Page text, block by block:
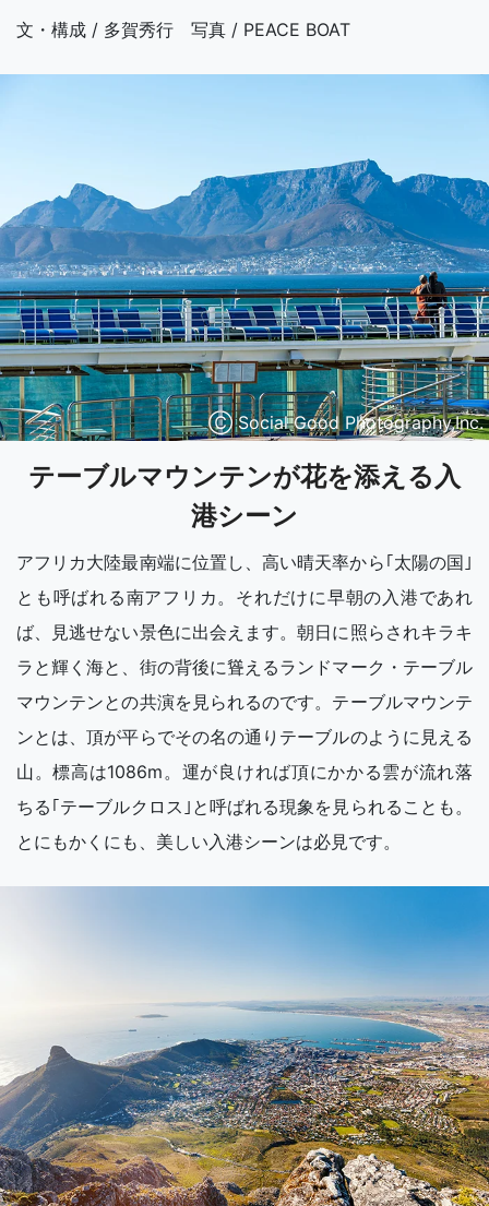
文・構成 / 多賀秀行 写真 / PEACE BOAT
Ⓒ Social Good Photography,Inc.
テーブルマウンテンが花を添える入
港シーン
アフリカ大陸最南端に位置し、高い晴天率から｢太陽の国｣
とも呼ばれる南アフリカ。それだけに早朝の入港であれ
ば、見逃せない景色に出会えます。朝日に照らされキラキ
ラと輝く海と、街の背後に聳えるランドマーク・テーブル
マウンテンとの共演を見られるのです。テーブルマウンテ
ンとは、頂が平らでその名の通りテーブルのように見える
山。標高は1086m。運が良ければ頂にかかる雲が流れ落
ちる｢テーブルクロス｣と呼ばれる現象を見られることも。
とにもかくにも、美しい入港シーンは必見です。